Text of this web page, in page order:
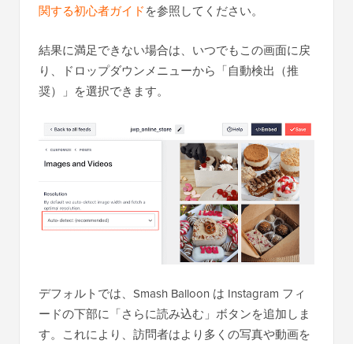
関する初心者ガイドを参照してください。
結果に満足できない場合は、いつでもこの画面に戻
り、ドロップダウンメニューから「自動検出（推
奨）」を選択できます。
デフォルトでは、Smash Balloon は Instagram フィ
ードの下部に「さらに読み込む」ボタンを追加しま
す。これにより、訪問者はより多くの写真や動画を